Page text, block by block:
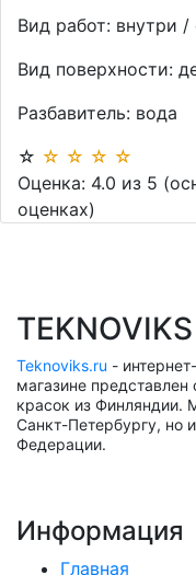
Вид работ: внутри /
Вид поверхности:
Разбавитель: вода
☆ ☆ ☆ ☆ ☆
Оценка: 4.0 из 5
оценках)
TEKNOVIKS
Teknoviks.ru -
магазине
красок из Финляндии.
Санкт-Петербургу, но
Федерации.
Информация
Главная